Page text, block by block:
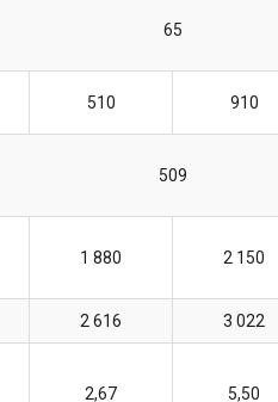
65
510 910
509
1 880 2 150
2 616 3 022
2,67 5,50